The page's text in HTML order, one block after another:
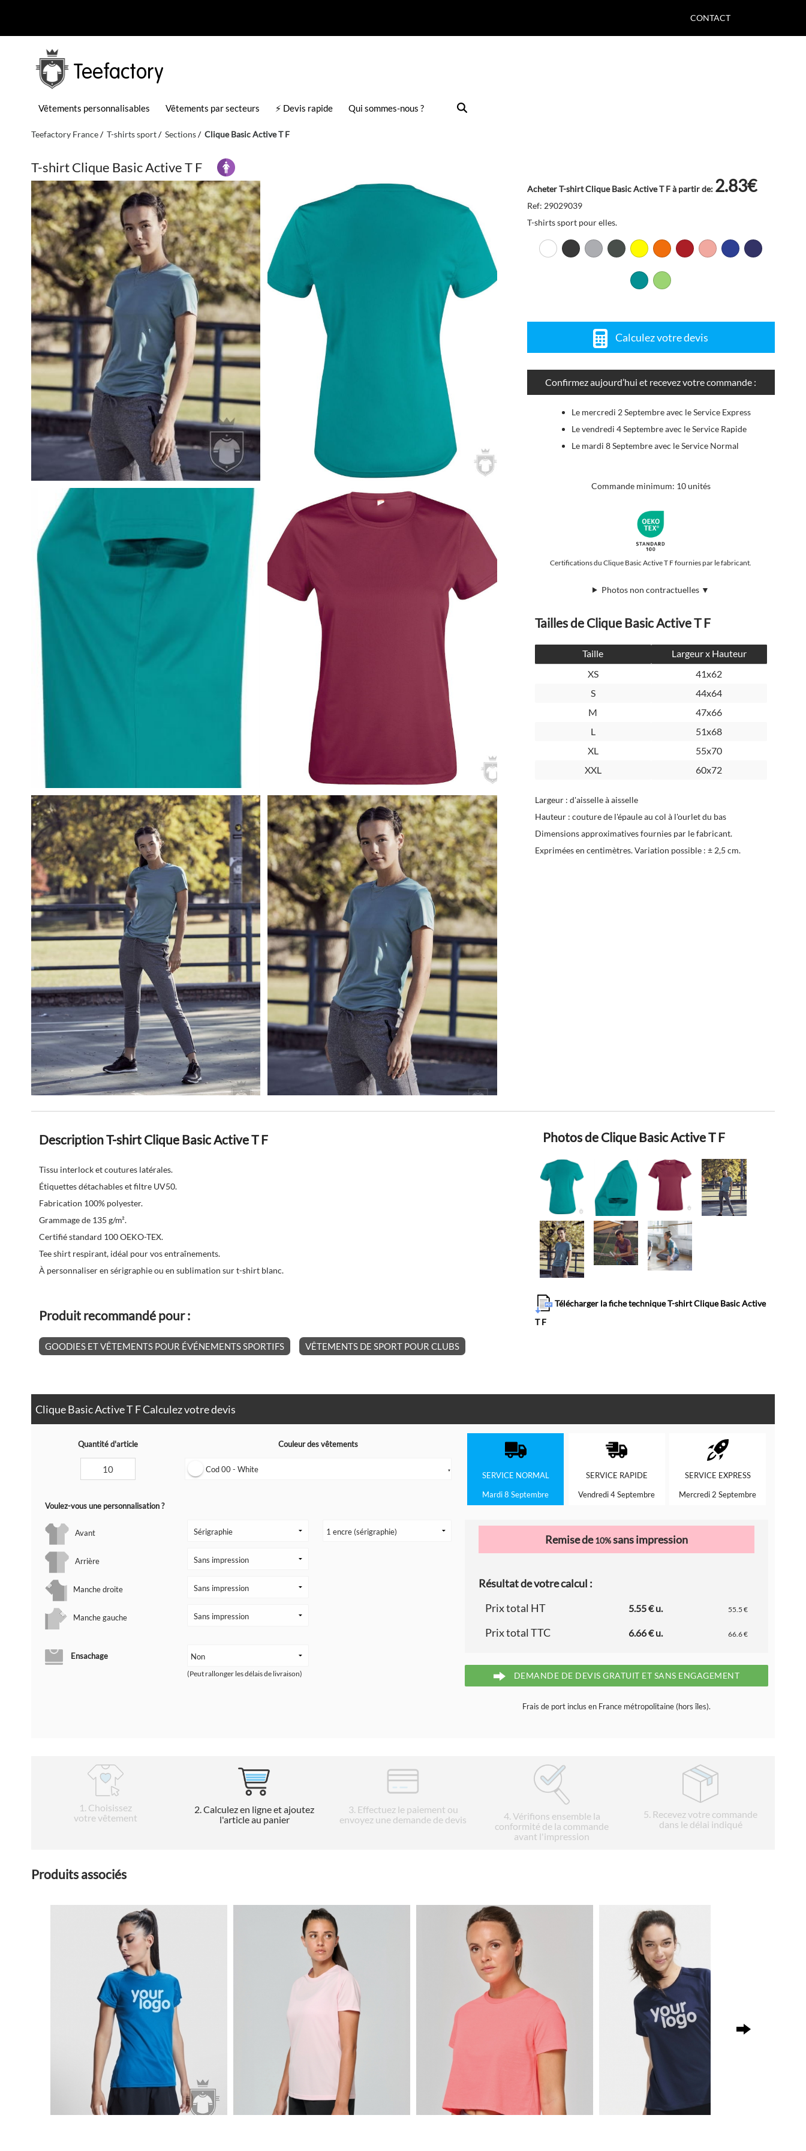
CONTACT
Teefactory
Vêtements personnalisables Vêtements par secteurs ⚡ Devis rapide Qui sommes-nous ?
Teefactory France T-shirts sport Sections Clique Basic Active T F
T-shirt Clique Basic Active T F
Acheter T-shirt Clique Basic Active T F à partir de: 2.83€
Ref: 29029039
T-shirts sport pour elles.
Calculez votre devis
Confirmez aujourd’hui et recevez votre commande :
Le mercredi 2 Septembre avec le Service Express
Le vendredi 4 Septembre avec le Service Rapide
Le mardi 8 Septembre avec le Service Normal
Commande minimum: 10 unités
Certifications du Clique Basic Active T F fournies par le fabricant.
Photos non contractuelles ▼
Tailles de Clique Basic Active T F
Taille
Largeur x Hauteur
XS
41x62
S
44x64
M
47x66
L
51x68
XL
55x70
XXL
60x72
Largeur : d'aisselle à aisselle
Hauteur : couture de l'épaule au col à l'ourlet du bas
Dimensions approximatives fournies par le fabricant.
Exprimées en centimètres. Variation possible : ± 2,5 cm.
Description T-shirt Clique Basic Active T F
Tissu interlock et coutures latérales.
Étiquettes détachables et filtre UV50.
Fabrication 100% polyester.
Grammage de 135 g/m².
Certifié standard 100 OEKO-TEX.
Tee shirt respirant, idéal pour vos entraînements.
À personnaliser en sérigraphie ou en sublimation sur t-shirt blanc.
Produit recommandé pour :
GOODIES ET VÊTEMENTS POUR ÉVÉNEMENTS SPORTIFS VÊTEMENTS DE SPORT POUR CLUBS
Photos de Clique Basic Active T F
Télécharger la fiche technique T-shirt Clique Basic Active
T F
Clique Basic Active T F Calculez votre devis
Quantité d'article Couleur des vêtements
Cod 00 - White ▼
Voulez-vous une personnalisation ?
Avant
Arrière
Manche droite
Manche gauche
Ensachage
(Peut rallonger les délais de livraison)
SERVICE NORMAL
Mardi 8 Septembre
SERVICE RAPIDE
Vendredi 4 Septembre
SERVICE EXPRESS
Mercredi 2 Septembre
Remise de10%sans impression
Résultat de votre calcul :
Prix total HT
5.55 € u. 55.5 €
Prix total TTC 6.66 € u. 66.6 €
DEMANDE DE DEVIS GRATUIT ET SANS ENGAGEMENT
Frais de port inclus en France métropolitaine (hors îles).
1 . Choisissez
votre vêtement
2. Calculez en ligne et ajoutez
l'article au panier
3. Effectuez le paiement ou
envoyez une demande de devis
4. Vérifions ensemble la
conformité de la commande
avant l'impression
5 . Recevez votre commande
dans le délai indiqué
Produits associés